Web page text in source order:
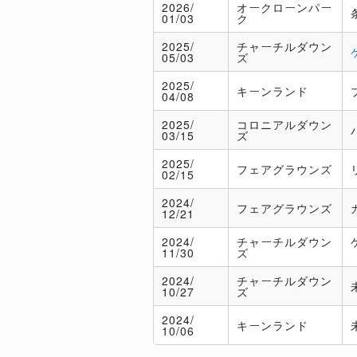
2026/
01/03
オークローンパー
ク
2025/
05/03
チャーチルダウン
ズ
2025/
04/08 キーンランド
2025/
03/15
コロニアルダウン
ズ
2025/
02/15 フェアグラウンズ
2024/
12/21 フェアグラウンズ
2024/
11/30
チャーチルダウン
ズ
2024/
10/27
チャーチルダウン
ズ
2024/
10/06 キーンランド